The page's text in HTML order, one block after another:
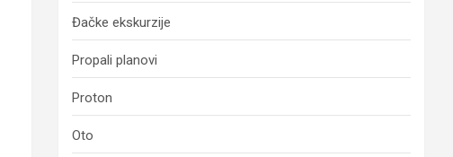
Đačke ekskurzije
Propali planovi
Proton
Oto